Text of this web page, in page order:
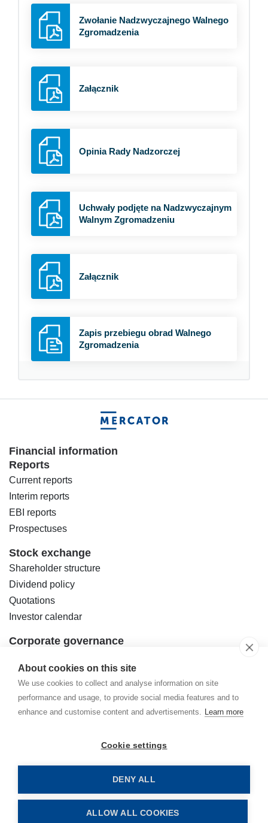
About cookies on this site
We use cookies to collect and analyse information on site
performance and usage, to provide social media features and to
enhance and customise content and advertisements. Learn more
Cookie settings
DENY ALL
ALLOW ALL COOKIES
Zwołanie Nadzwyczajnego Walnego
Zgromadzenia
Załącznik
Opinia Rady Nadzorczej
Uchwały podjęte na Nadzwyczajnym
Walnym Zgromadzeniu
Załącznik
Zapis przebiegu obrad Walnego
Zgromadzenia
Financial information
Reports
Current reports
Interim reports
EBI reports
Prospectuses
Stock exchange
Shareholder structure
Dividend policy
Quotations
Investor calendar
Corporate governance
Good practices
Management Board Regulations
Regulations of the Supervisory Board
The Company Governing Bodies
Downloads Contact